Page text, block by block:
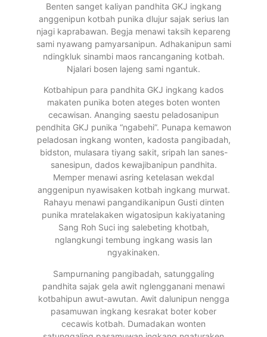
Benten sanget kaliyan pandhita GKJ ingkang
anggenipun kotbah punika dlujur sajak serius lan
njagi kaprabawan. Begja menawi taksih kepareng
sami nyawang pamyarsanipun. Adhakanipun sami
ndingkluk sinambi maos rancanganing kotbah.
Njalari bosen lajeng sami ngantuk.
Kotbahipun para pandhita GKJ ingkang kados
makaten punika boten ateges boten wonten
cecawisan. Ananging saestu peladosanipun
pendhita GKJ punika “ngabehi”. Punapa kemawon
peladosan ingkang wonten, kadosta pangibadah,
bidston, mulasara tiyang sakit, sripah lan sanes-
sanesipun, dados kewajibanipun pandhita.
Memper menawi asring ketelasan wekdal
anggenipun nyawisaken kotbah ingkang murwat.
Rahayu menawi pangandikanipun Gusti dinten
punika mratelakaken wigatosipun kakiyataning
Sang Roh Suci ing salebeting khotbah,
nglangkungi tembung ingkang wasis lan
ngyakinaken.
Sampurnaning pangibadah, satunggaling
pandhita sajak gela awit nglengganani menawi
kotbahipun awut-awutan. Awit dalunipun nengga
pasamuwan ingkang kesrakat boter kober
cecawis kotbah. Dumadakan wonten